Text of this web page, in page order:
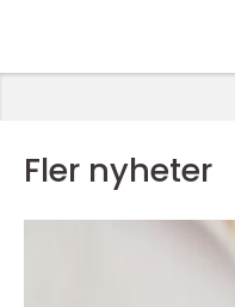
Fler nyheter